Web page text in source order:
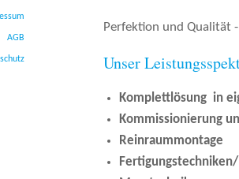
Perfektion und Qualität
Unser
Komplettlösung in
Kommissionierung
Reinraummontage
AGB